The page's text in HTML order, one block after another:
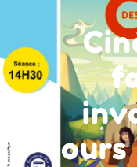
ours